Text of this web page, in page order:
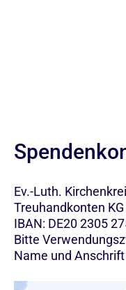
Ev.-Luth.
Treuhandkonten KG
IBAN: DE20 2305
Bitte
Name und